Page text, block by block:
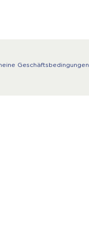
Geschäftsbedingungen